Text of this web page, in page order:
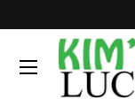
Gå til indhold
Menu